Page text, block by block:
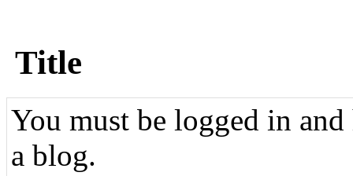
Title
You must be logged in
a blog.